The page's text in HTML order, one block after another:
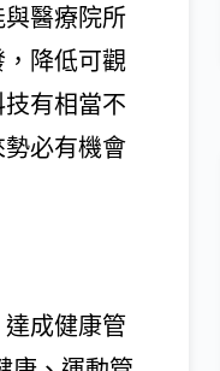
醫療院所
降低可觀
有相當不
必有機會
成健康管